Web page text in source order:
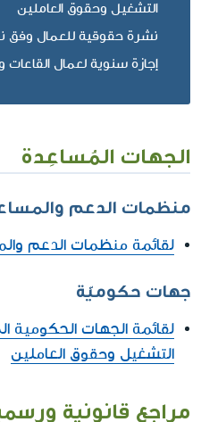
التشغيل وحقوق العاملين
نشرة حقوقية للعمال وفق
إجازة سنوية لعمال القاعات
الجهات المُساعِدة
منظمات الدعم
لقائمة منظمات الدعم
جهات حكوميّة
لقائمة الجهات
التشغيل وحقوق العاملين
مراجع قانونية